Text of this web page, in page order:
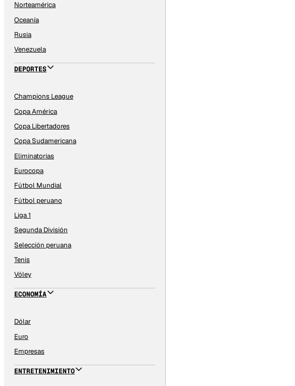
Norteamérica
Oceanía
Rusia
Venezuela
DEPORTES
Champions League
Copa América
Copa Libertadores
Copa Sudamericana
Eliminatorias
Eurocopa
Fútbol Mundial
Fútbol peruano
Liga 1
Segunda División
Selección peruana
Tenis
Vóley
ECONOMÍA
Dólar
Euro
Empresas
ENTRETENIMIENTO